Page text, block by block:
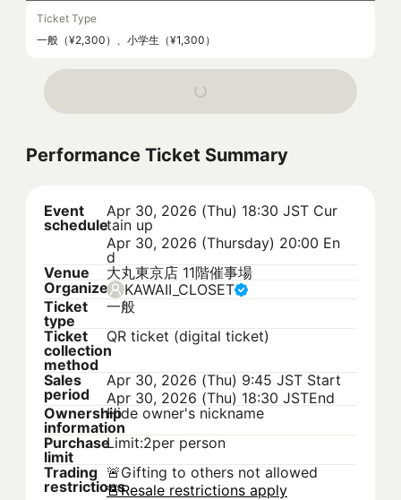
Ticket Type
一般（¥2,300）、小学生（¥1,300）
Performance Ticket Summary
Event
schedule
Apr 30, 2026 (Thu) 18:30 JST Cur
tain up
Apr 30, 2026 (Thursday) 20:00 En
d
Venue
大丸東京店 11階催事場
Organizer KAWAII_CLOSET
Ticket
type
一般
Ticket
collection
method
QR ticket (digital ticket)
Sales
period
Apr 30, 2026 (Thu) 9:45 JST Start
Apr 30, 2026 (Thu) 18:30 JSTEnd
Ownership
information
Hide owner's nickname
Purchase
limit
Limit:2per person
Trading
restrictions
🚨Gifting to others not allowed
🚨Resale restrictions apply